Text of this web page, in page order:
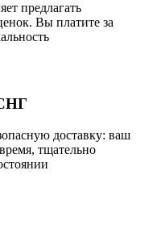
предлагать
Вы платите за
доставку: ваш
тщательно